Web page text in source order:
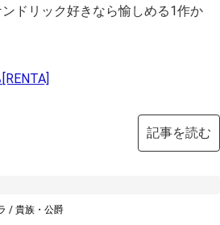
ドリック好きなら愉しめる1作か
記事を読む
/ 貴族・公爵